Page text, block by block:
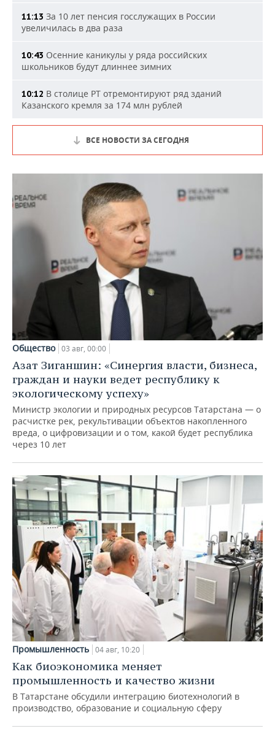
11:13 За 10 лет пенсия госслужащих в России
увеличилась в два раза
10:43 Осенние каникулы у ряда российских
школьников будут длиннее зимних
10:12 В столице РТ отремонтируют ряд зданий
Казанского кремля за 174 млн рублей
ВСЕ НОВОСТИ ЗА СЕГОДНЯ
Общество 03 авг, 00:00
Азат Зиганшин: «Синергия власти, бизнеса,
граждан и науки ведет республику к
экологическому успеху»
Министр экологии и природных ресурсов Татарстана — о
расчистке рек, рекультивации объектов накопленного
вреда, о цифровизации и о том, какой будет республика
через 10 лет
Промышленность 04 авг, 10:20
Как биоэкономика меняет
промышленность и качество жизни
В Татарстане обсудили интеграцию биотехнологий в
производство, образование и социальную сферу